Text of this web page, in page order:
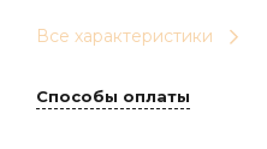
Все характеристики
Способы оплаты